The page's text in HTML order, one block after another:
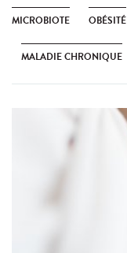
MICROBIOTE OBÉSITÉ
MALADIE CHRONIQUE